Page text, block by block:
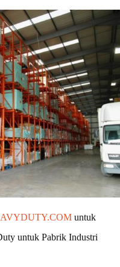
untuk
untuk Pabrik Industri